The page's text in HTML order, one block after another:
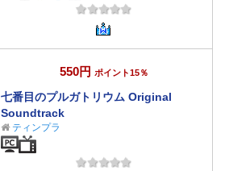
550円 ポイント15％
七番目のプルガトリウム Original
Soundtrack
ティンプラ